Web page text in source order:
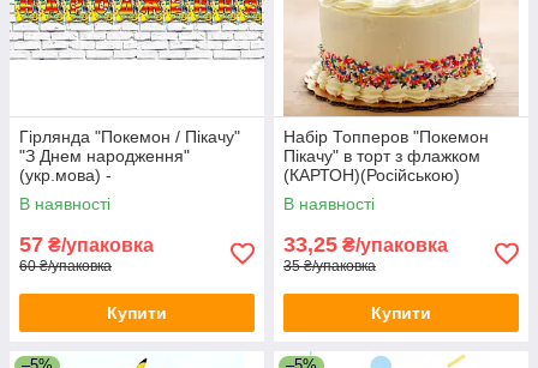
Гірлянда "Покемон / Пікачу"
"З Днем народження"
(укр.мова) -
В наявності
57 ₴/упаковка
60 ₴/упаковка
Купити
Набір Топперов "Покемон
Пікачу" в торт з флажком
(КАРТОН)(Російською)
В наявності
33,25 ₴/упаковка
35 ₴/упаковка
Купити